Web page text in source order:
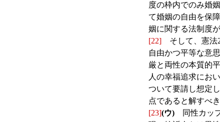
度の枠内でのみ婚
て婚姻の自由を保
姻に関する法制度
[22] そして、憲法
自由かつ平等な意
厳と両性の本質的
人の幸福追求にお
ついて要請し想定
点であると解すべき
[23](ウ) 同性カッ